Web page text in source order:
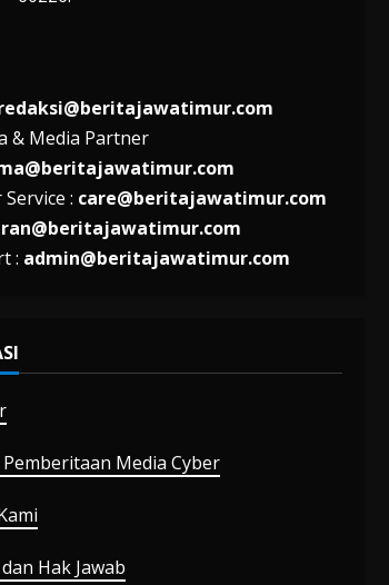
& Media Partner
: care@beritajawatimur.com
: admin@beritajawatimur.com
Media Cyber
Hak Jawab